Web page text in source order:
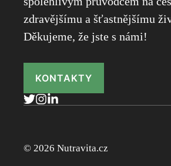
zdravějšímu a šťastnějšímu
Děkujeme, že jste s námi!
KONTAKTY
© 2026 Nutravita.cz